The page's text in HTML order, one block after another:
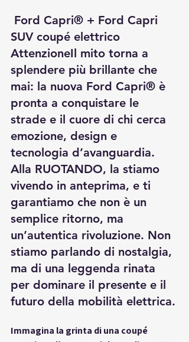
SUV coupé elettrico
AttenzioneIl mito torna a
splendere più brillante che
mai: la nuova Ford Capri® è
pronta a conquistare le
strade e il cuore di chi cerca
emozione, design e
tecnologia d’avanguardia.
Alla RUOTANDO, la stiamo
vivendo in anteprima, e ti
garantiamo che non è un
semplice ritorno, ma
un’autentica rivoluzione. Non
stiamo parlando di nostalgia,
ma di una leggenda rinata
per dominare il presente e il
futuro della mobilità elettrica.
Immagina la grinta di una coupé